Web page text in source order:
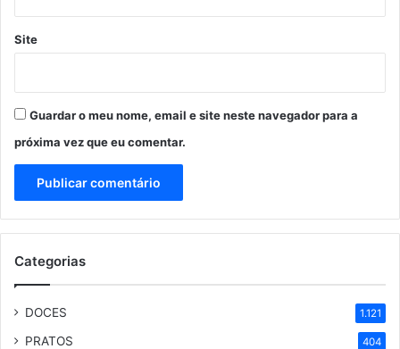
Site
Guardar o meu nome, email e site neste navegador para a
próxima vez que eu comentar.
Categorias
DOCES 1.121
PRATOS 404